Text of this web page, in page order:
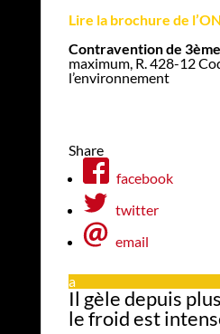
Lire la brochure de
Contravention de
maximum, R. 428-12
l’environnement
Share
facebook
twitter
email
a
Il gèle depuis
le froid est